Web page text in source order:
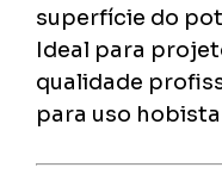
superfície do
Ideal para
qualidade
para uso